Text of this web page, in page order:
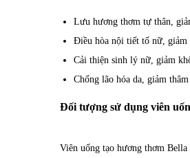
Lưu hương thơm tự thân,
Điều hòa nội tiết tố nữ, giảm
Cải thiện sinh lý nữ, giảm
Chống lão hóa da, giảm
Đối tượng sử dụng viên
Viên uống tạo hương thơm